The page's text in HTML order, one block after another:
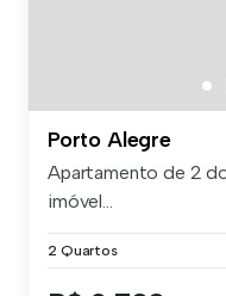
Porto Alegre
Apartamento de 2
imóvel...
2 Quartos